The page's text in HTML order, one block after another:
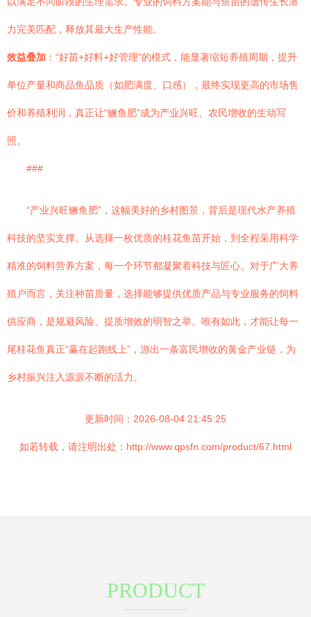
力完美匹配，释放其最大生产性能。
效益叠加 ：“好苗+好料+好管理”的模式，能显著缩短养殖周期，提升
单位产量和商品鱼品质（如肥满度、口感），最终实现更高的市场售
价和养殖利润，真正让“鳜鱼肥”成为产业兴旺、农民增收的生动写
照。
###
“产业兴旺鳜鱼肥”，这幅美好的乡村图景，背后是现代水产养殖
科技的坚实支撑。从选择一枚优质的桂花鱼苗开始，到全程采用科学
精准的饲料营养方案，每一个环节都凝聚着科技与匠心。对于广大养
殖户而言，关注种苗质量，选择能够提供优质产品与专业服务的饲料
供应商，是规避风险、提质增效的明智之举。唯有如此，才能让每一
尾桂花鱼真正“赢在起跑线上”，游出一条富民增收的黄金产业链，为
乡村振兴注入源源不断的活力。
更新时间：2026-08-04 21:45:25
如若转载，请注明出处：http://www.qpsfn.com/product/67.html
PRODUCT